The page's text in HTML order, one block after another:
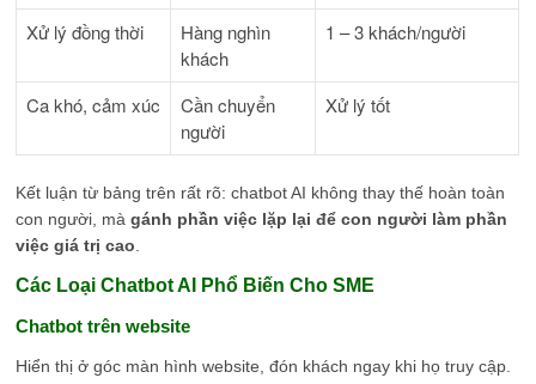
Xử lý đồng thời
Hàng nghìn
khách
1 – 3 khách/người
Ca khó, cảm xúc
Cần chuyển
người
Xử lý tốt
Kết luận từ bảng trên rất rõ: chatbot AI không thay thế hoàn toàn
con người, màgánh phần việc lặp lại để con người làm phần
việc giá trị cao.
Các Loại Chatbot AI Phổ Biến Cho SME
Chatbot trên website
Hiển thị ở góc màn hình website, đón khách ngay khi họ truy cập.